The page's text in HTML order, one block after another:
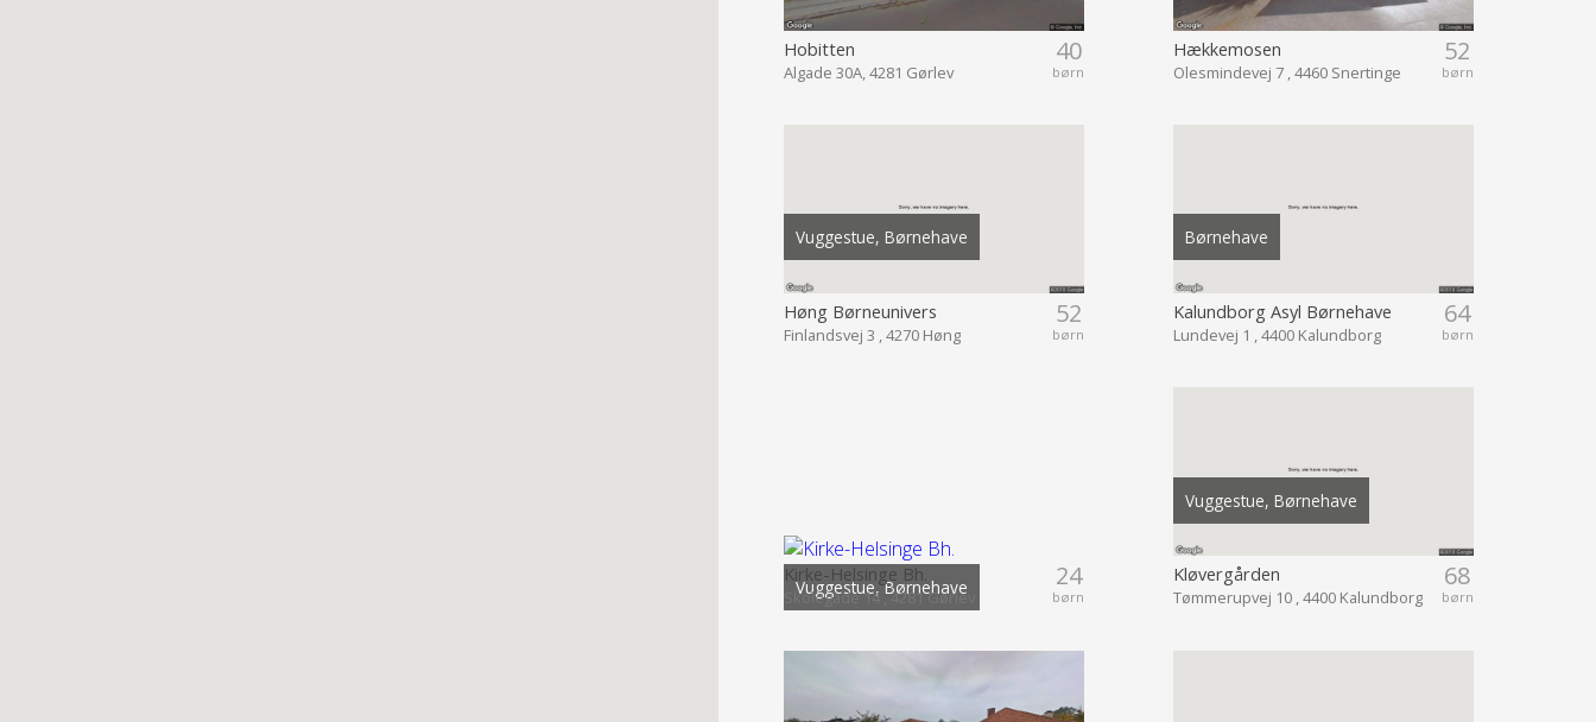
40
børn
Hobitten
Algade 30A, 4281 Gørlev
52
børn
Hækkemosen
Olesmindevej 7 , 4460 Snertinge
Vuggestue, Børnehave
52
børn
Høng Børneunivers
Finlandsvej 3 , 4270 Høng
Børnehave
64
børn
Kalundborg Asyl Børnehave
Lundevej 1 , 4400 Kalundborg
Vuggestue, Børnehave 24
børn
Kirke-Helsinge Bh.
Skolegade 14 , 4281 Gørlev
Vuggestue, Børnehave
68
børn
Kløvergården
Tømmerupvej 10 , 4400 Kalundborg